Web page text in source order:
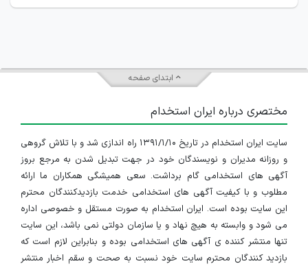
ابتدای صفحه
مختصری درباره ایران استخدام
سایت ایران استخدام در تاریخ ۱۳۹۱/۱/۱۰ راه اندازی شد و با تلاش گروهی
و روزانه مدیران و نویسندگان خود در جهت تبدیل شدن به مرجع بروز
آگهی های استخدامی گام برداشت. سعی همیشگی همکاران ما ارائه
مطلوب و با کیفیت آگهی های استخدامی خدمت بازدیدکنندگان محترم
این سایت بوده است. ایران استخدام به صورت مستقل و خصوصی اداره
می شود و وابسته به هیچ نهاد و یا سازمان دولتی نمی باشد، این سایت
تنها منتشر کننده ی آگهی های استخدامی بوده و بنابراین لازم است که
بازدید کنندگان محترم سایت خود نسبت به صحت و سقم اخبار منتشر